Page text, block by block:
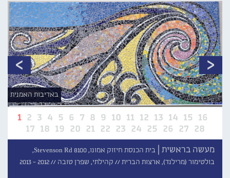
1 2 3 4 5 6 7 8 9 10 11 12 13 14 15 16
17 18 19 20 21 22 23 24 25 26 27 28
באדיבות האמנית
מעשה בראשית |
בית הכנסת חיזוק אמונו, 8100 Stevenson Rd,
בולטימור (מרילנד), ארצות הברית // קהילתי, שפרן טובה //2012 - 2013